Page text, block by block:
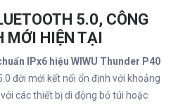
5.0, CÔNG
MỚI HIỆN TẠI
IPx6 hiệu WIWU Thunder P40
đời mới kết nối ổn định với khoảng
các thiết bị di động bỏ túi hoặc